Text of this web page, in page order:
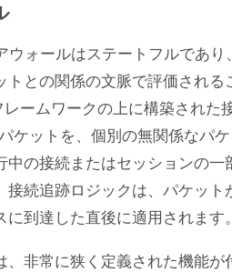
ウォールはステートフルであり
トとの関係の文脈で評価される
ームワークの上に構築された
ケットを、個別の無関係なパ
中の接続またはセッションの一
接続追跡ロジックは、パケット
に到達した直後に適用されます
非常に狭く定義された機能が